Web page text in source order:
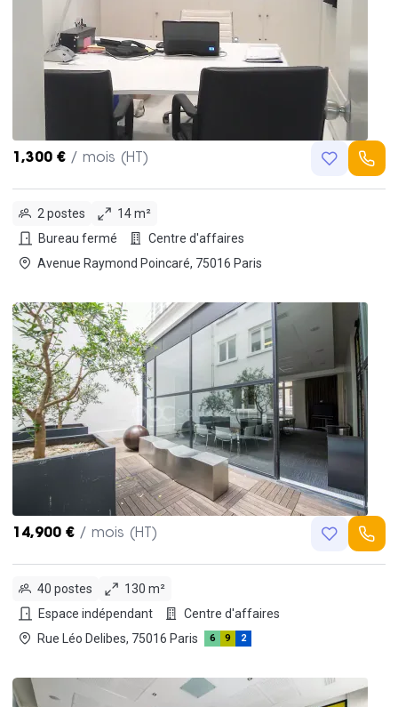
1,300 € / mois (HT)
2 postes
14 m²
Bureau fermé
Centre d'affaires
Avenue Raymond Poincaré, 75016 Paris
14,900 € / mois (HT)
40 postes
130 m²
Espace indépendant
Centre d'affaires
Rue Léo Delibes, 75016 Paris
6 9 2